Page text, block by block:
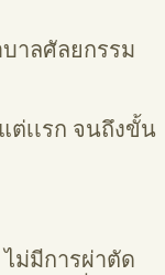
าลศัลยกรรม
เเรก จนถึงขั้น
ม่มีการผ่าตัด